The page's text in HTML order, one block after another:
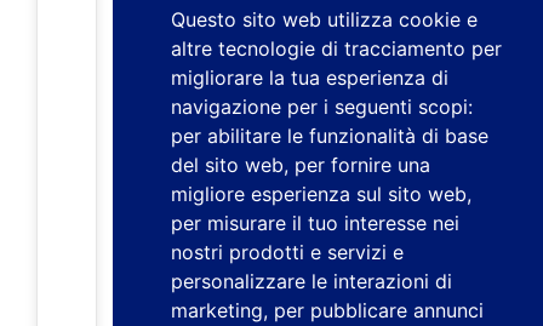
Questo sito web utilizza cookie e
altre tecnologie di tracciamento per
migliorare la tua esperienza di
navigazione per i seguenti scopi:
per abilitare le funzionalità di base
del sito web, per fornire una
migliore esperienza sul sito web,
per misurare il tuo interesse nei
nostri prodotti e servizi e
personalizzare le interazioni di
marketing, per pubblicare annunci